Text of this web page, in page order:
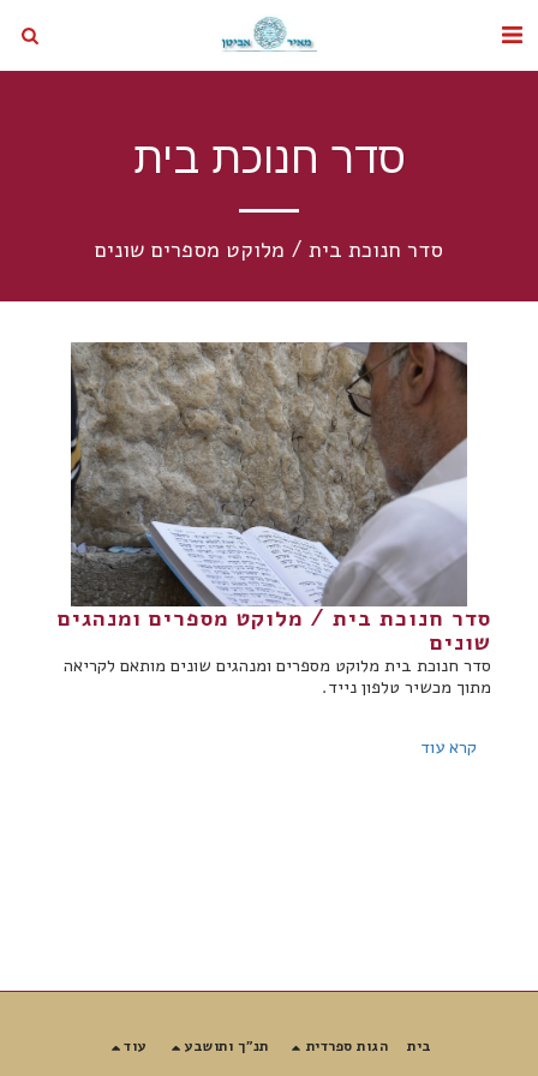
סדר חנוכת בית
סדר חנוכת בית / מלוקט מספרים שונים
סדר חנוכת בית / מלוקט מספרים ומנהגים
שונים
סדר חנוכת בית מלוקט מספרים ומנהגים שונים מותאם לקריאה
מתוך מכשיר טלפון נייד.
קרא עוד
בית הגות ספרדית תנ"ך ותושבע
עוד